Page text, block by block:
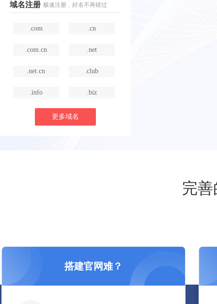
域名注册 极速注册，好名不再错过
.com .cn
.com.cn .net
.net.cn .club
.info .biz
更多域名
完
搭建官网难？